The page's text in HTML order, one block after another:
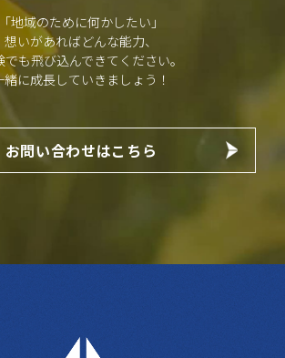
「地域のために何かしたい」
想いがあればどんな能力、
でも飛び込んできてください。
緒に成長していきましょう！
お問い合わせはこちら